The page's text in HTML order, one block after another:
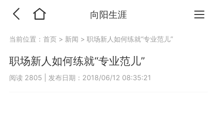
向阳生涯
当前位置：首页 > 新闻 >职场新人如何练就“专业范儿”
职场新人如何练就“专业范儿”
阅读 2805 发布日期：2018/06/12 08:35:21